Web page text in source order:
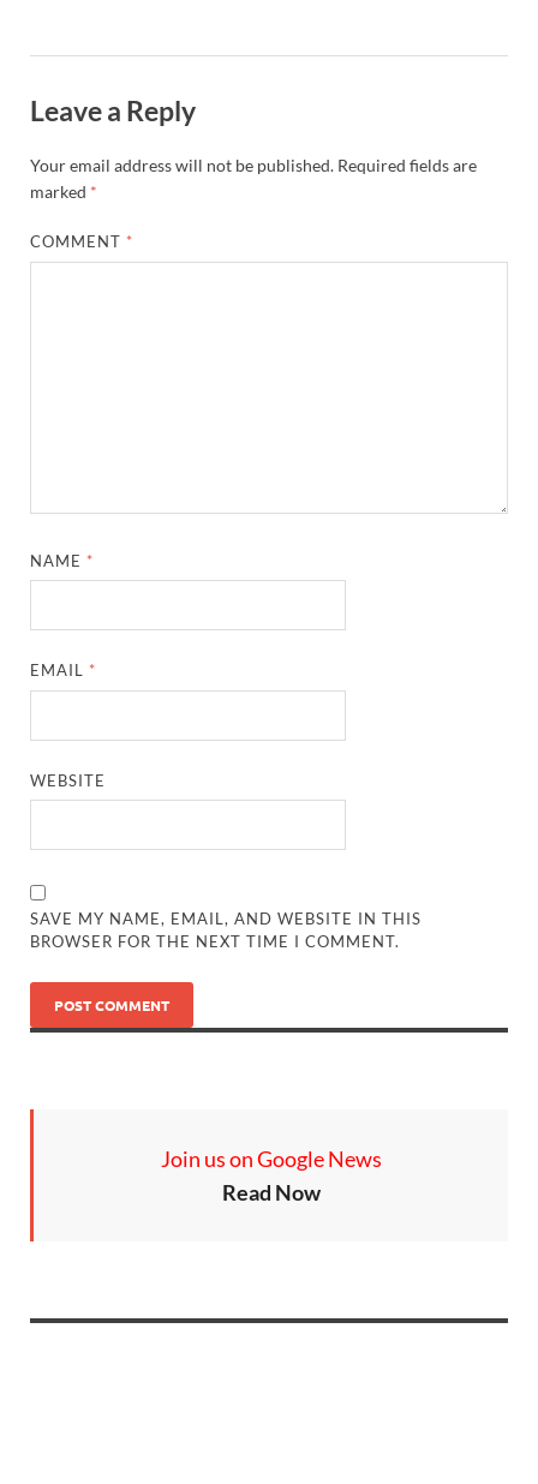
Leave a Reply
Your email address will not be published. Required fields are
marked *
COMMENT *
NAME *
EMAIL *
WEBSITE
SAVE MY NAME, EMAIL, AND WEBSITE IN THIS
BROWSER FOR THE NEXT TIME I COMMENT.
Join us on Google News
Read Now